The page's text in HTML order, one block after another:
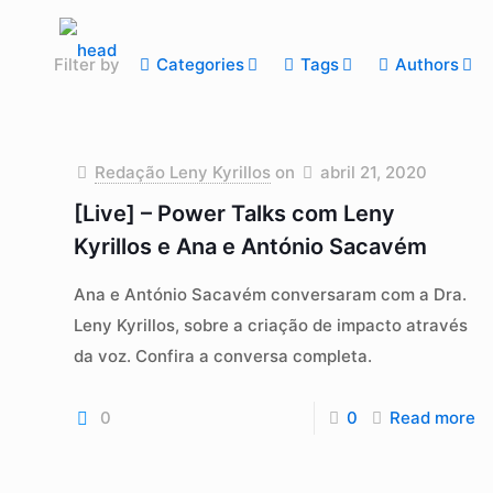
Filter by Categories Tags Authors
Redação Leny Kyrillos on abril 21, 2020
[Live] – Power Talks com Leny
Kyrillos e Ana e António Sacavém
Ana e António Sacavém conversaram com a Dra.
Leny Kyrillos, sobre a criação de impacto através
da voz. Confira a conversa completa.
0 0 Read more